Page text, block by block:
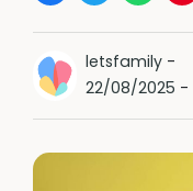
letsfamily-
22/08/2025 -